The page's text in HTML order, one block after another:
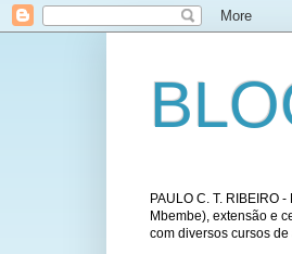
PAULO C. T. RIBEIRO
Mbembe), extensão e
com diversos cursos